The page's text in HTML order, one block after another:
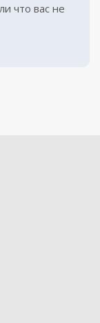
что вас не